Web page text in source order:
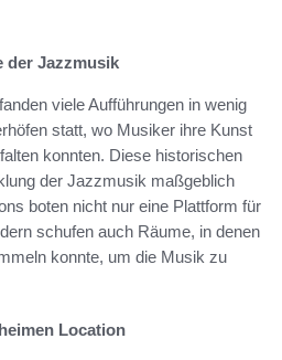
der Jazzmusik
viele Aufführungen in wenig
statt, wo Musiker ihre Kunst
konnten. Diese historischen
der Jazzmusik maßgeblich
boten nicht nur eine Plattform für
schufen auch Räume, in denen
konnte, um die Musik zu
Location